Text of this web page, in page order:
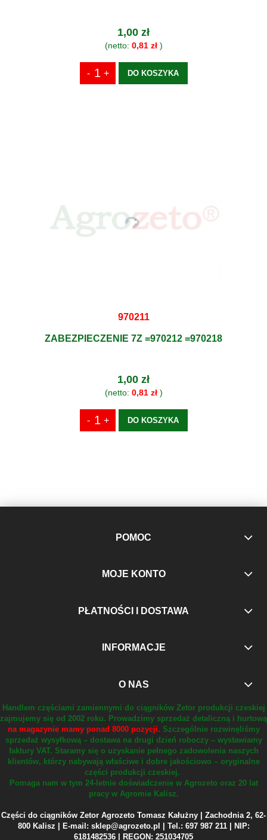
1,00 zł
(netto: 0,81 zł)
DO KOSZYKA
970211
ZABEZPIECZENIE 7Z =970212 =970218
1,00 zł
(netto: 0,81 zł)
DO KOSZYKA
POMOC
MOJE KONTO
PŁATNOŚCI I DOSTAWA
INFORMACJE
O NAS
Handlem częściami zamiennymi do ciągników Zetor produkcji czeskiej
zajmujemy się od 2002 roku. Prowadzimy sprzedaż detaliczną i hurtową
na magazynie mamy ponad 8000 pozycji. Szczególnie rozwinęliśmy
sprzedaż wysyłkową – dostawa na drugi dzień roboczy – wystawiamy
faktury VAT. Staramy się o uzyskanie pełnego zadowolenia naszych
klientów, którzy nabywają właściwe i dobre jakościowo – oryginalne
części produkcji czeskiej.
Pomaga nam w tym 24-letnie doświadczenie w Agrozeto oraz 20 lat
pracy w Agromie Kalisz.
Części do ciągników Zetor Agrozeto Tomasz Kałużny | Zachodnia 2, 62-
800 Kalisz | E-mail: sklep@agrozeto.pl | Tel.: 697 987 211 | NIP:
6181482536 | REGON: 251034705